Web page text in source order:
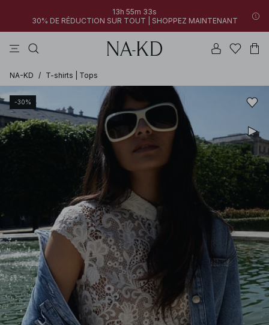
13h 55m 33s
30% DE RÉDUCTION SUR TOUT | SHOPPEZ MAINTENANT
NA-KD / T-shirts | Tops
-30%